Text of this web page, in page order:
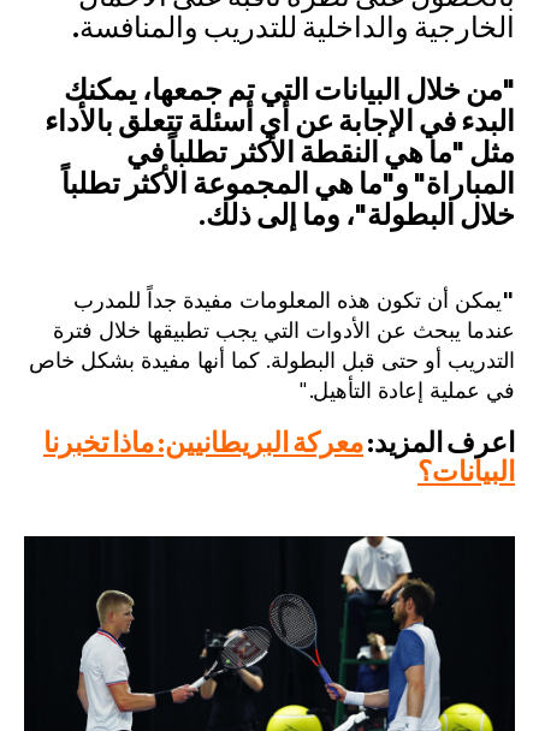
الخارجية والداخلية للتدريب والمنافسة.
"من خلال البيانات التي تم جمعها، يمكنك
البدء في الإجابة عن أي أسئلة تتعلق بالأداء
مثل "ما هي النقطة الأكثر تطلباً في
المباراة" و"ما هي المجموعة الأكثر تطلباً
خلال البطولة"، وما إلى ذلك.
"يمكن أن تكون هذه المعلومات مفيدة جداً للمدرب
عندما يبحث عن الأدوات التي يجب تطبيقها خلال فترة
التدريب أو حتى قبل البطولة. كما أنها مفيدة بشكل خاص
في عملية إعادة التأهيل."
اعرف المزيد:معركة البريطانيين: ماذا تخبرنا
البيانات؟